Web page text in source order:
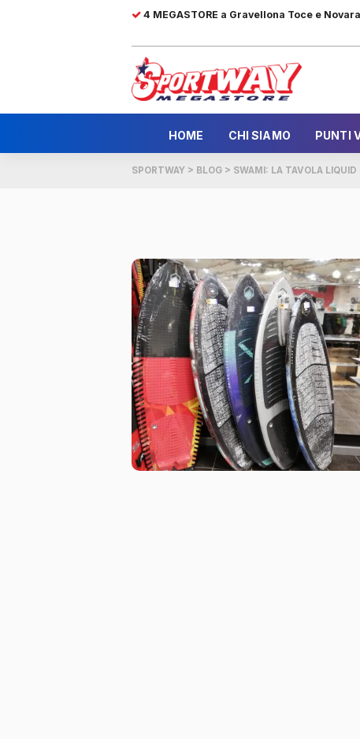
4 MEGASTORE a Gravellona Toce e Novara
HOME CHI SIAMO PUNTI
SPORTWAY > BLOG > SWAMI: LA TAVOLA LIQUID